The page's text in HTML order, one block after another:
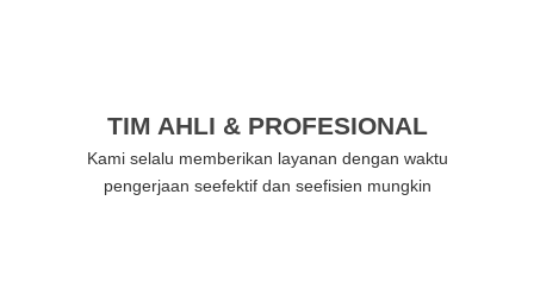
TIM AHLI & PROFESIONAL
Kami selalu memberikan layanan dengan waktu
pengerjaan seefektif dan seefisien mungkin